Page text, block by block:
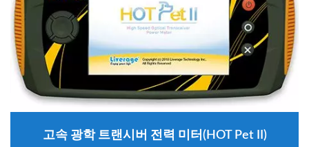
고속 광학 트랜시버 전력 미터(HOT Pet II)